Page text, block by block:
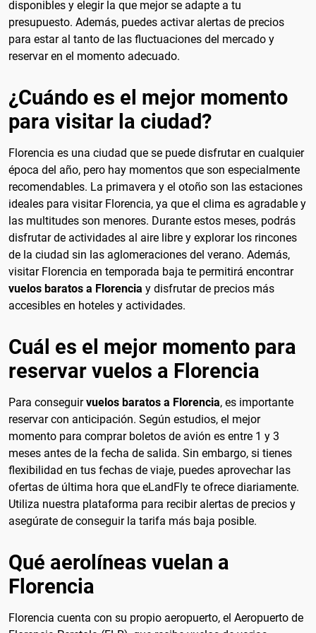
disponibles y elegir la que mejor se adapte a tu
presupuesto. Además, puedes activar alertas de precios
para estar al tanto de las fluctuaciones del mercado y
reservar en el momento adecuado.
¿Cuándo es el mejor momento
para visitar la ciudad?
Florencia es una ciudad que se puede disfrutar en cualquier
época del año, pero hay momentos que son especialmente
recomendables. La primavera y el otoño son las estaciones
ideales para visitar Florencia, ya que el clima es agradable y
las multitudes son menores. Durante estos meses, podrás
disfrutar de actividades al aire libre y explorar los rincones
de la ciudad sin las aglomeraciones del verano. Además,
visitar Florencia en temporada baja te permitirá encontrar
vuelos baratos a Florencia y disfrutar de precios más
accesibles en hoteles y actividades.
Cuál es el mejor momento para
reservar vuelos a Florencia
Para conseguirvuelos baratos a Florencia, es importante
reservar con anticipación. Según estudios, el mejor
momento para comprar boletos de avión es entre 1 y 3
meses antes de la fecha de salida. Sin embargo, si tienes
flexibilidad en tus fechas de viaje, puedes aprovechar las
ofertas de última hora que eLandFly te ofrece diariamente.
Utiliza nuestra plataforma para recibir alertas de precios y
asegúrate de conseguir la tarifa más baja posible.
Qué aerolíneas vuelan a
Florencia
Florencia cuenta con su propio aeropuerto, el Aeropuerto de